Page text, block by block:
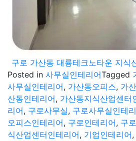
Posted in 사무실인테리어Tagged
사무실인테리어, 가산동오피스, 가
산동인테리어, 가산동지식산업센터
리어, 구로사무실, 구로사무실인테
오피스인테리어, 구로인테리어, 구
식산업센터인테리어, 기업인테리어,